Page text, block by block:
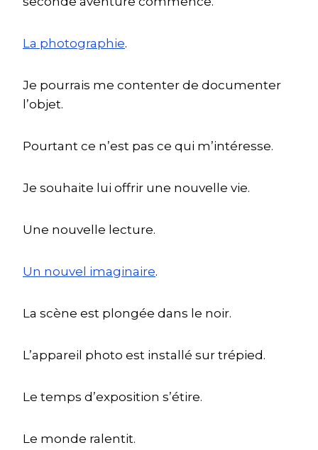
La photographie.
Je pourrais me contenter de documenter
l’objet.
Pourtant ce n’est pas ce qui m’intéresse.
Je souhaite lui offrir une nouvelle vie.
Une nouvelle lecture.
Un nouvel imaginaire.
La scène est plongée dans le noir.
L’appareil photo est installé sur trépied.
Le temps d’exposition s’étire.
Le monde ralentit.